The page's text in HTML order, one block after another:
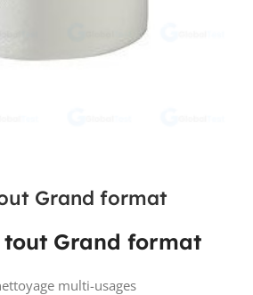
Grand format
tout Grand format
multi-usages